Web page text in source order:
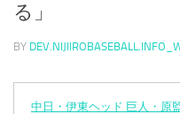
る」
BY
中日・伊東ヘッド 巨人・原